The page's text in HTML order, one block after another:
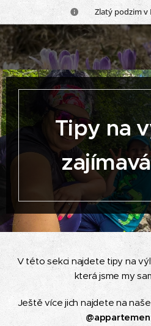
🍂 Zlatý podzim
Tipy na
V této sekci najdete tipy na
která jsme my
Ještě více jich najdete na